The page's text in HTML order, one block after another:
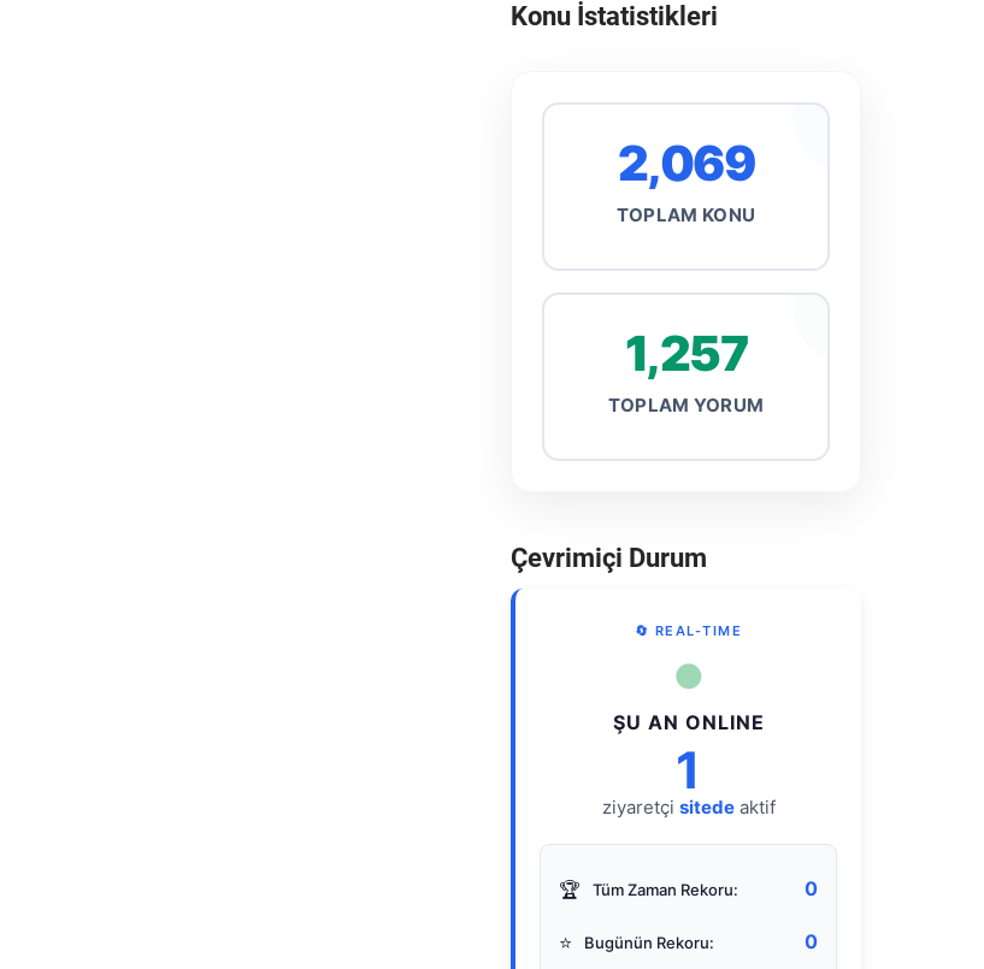
Konu İstatistikleri
2,069
TOPLAM KONU
1,257
TOPLAM YORUM
Çevrimiçi Durum
🔄 REAL-TIME
●
ŞU AN ONLINE
1
ziyaretçi sitedeaktif
🏆 Tüm Zaman Rekoru: 0
⭐ Bugünün Rekoru: 0